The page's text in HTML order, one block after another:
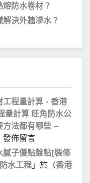
防水卷材？
決外牆滲水？
工程量計算 - 香港
量計算 旺角防水公
方法都有哪些 –
發佈留言
膩子優點盤點[裝修
水工程 」於〈香港